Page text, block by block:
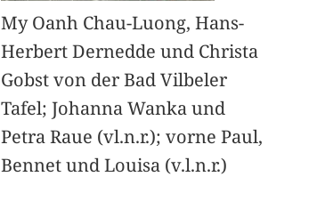
My Oanh Chau-Luong, Hans-
Herbert Dernedde und Christa
Gobst von der Bad Vilbeler
Tafel; Johanna Wanka und
Petra Raue (vl.n.r.); vorne Paul,
Bennet und Louisa (v.l.n.r.)